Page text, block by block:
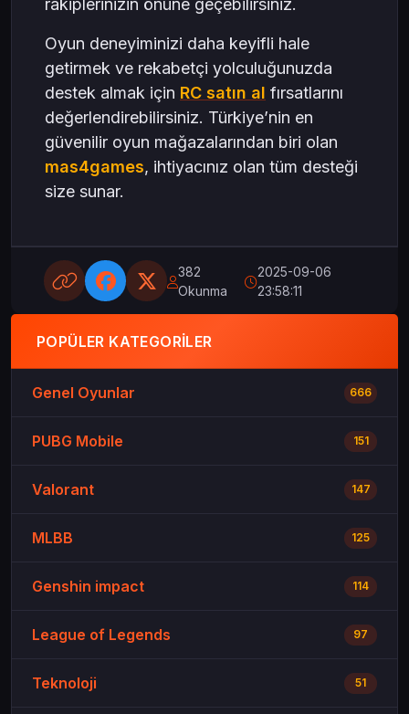
rakiplerinizin önüne geçebilirsiniz.
Oyun deneyiminizi daha keyifli hale
getirmek ve rekabetçi yolculuğunuzda
destek almak için RC satın al fırsatlarını
değerlendirebilirsiniz. Türkiye’nin en
güvenilir oyun mağazalarından biri olan
mas4games, ihtiyacınız olan tüm desteği
size sunar.
382
Okunma
2025-09-06
23:58:11
POPÜLER KATEGORILER
Genel Oyunlar 666
PUBG Mobile 151
Valorant 147
MLBB 125
Genshin impact 114
League of Legends 97
Teknoloji 51